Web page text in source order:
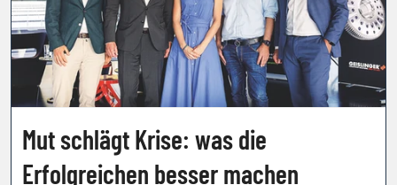
Mut schlägt Krise: was die
Erfolgreichen besser machen